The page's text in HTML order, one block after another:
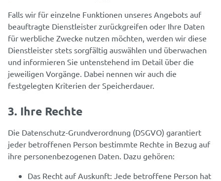
Falls wir für einzelne Funktionen unseres Angebots auf
beauftragte Dienstleister zurückgreifen oder Ihre Daten
für werbliche Zwecke nutzen möchten, werden wir diese
Dienstleister stets sorgfältig auswählen und überwachen
und informieren Sie untenstehend im Detail über die
jeweiligen Vorgänge. Dabei nennen wir auch die
festgelegten Kriterien der Speicherdauer.
3. Ihre Rechte
Die Datenschutz-Grundverordnung (DSGVO) garantiert
jeder betroffenen Person bestimmte Rechte in Bezug auf
ihre personenbezogenen Daten. Dazu gehören:
Das Recht auf Auskunft: Jede betroffene Person hat